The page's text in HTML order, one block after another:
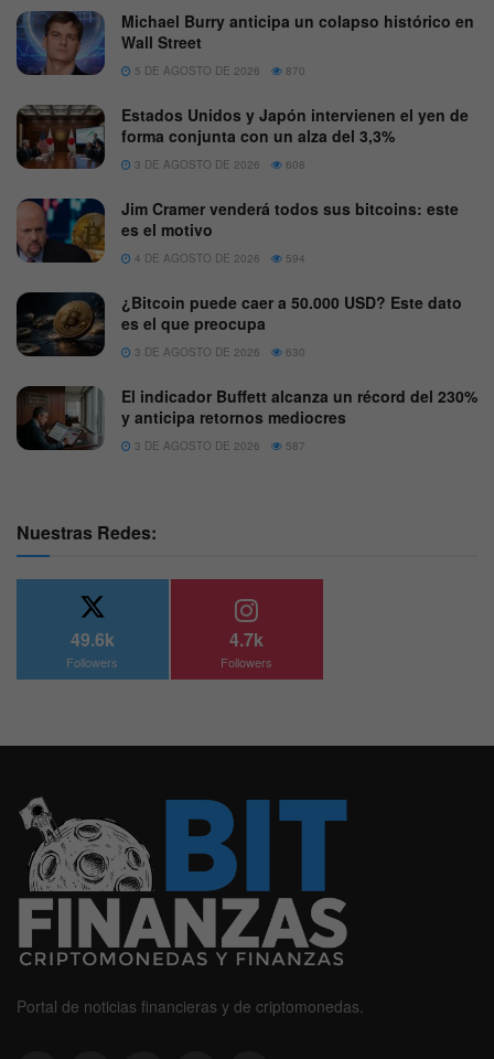
Michael Burry anticipa un colapso histórico en
Wall Street
5 DE AGOSTO DE 2026 870
Estados Unidos y Japón intervienen el yen de
forma conjunta con un alza del 3,3%
3 DE AGOSTO DE 2026 608
Jim Cramer venderá todos sus bitcoins: este
es el motivo
4 DE AGOSTO DE 2026 594
¿Bitcoin puede caer a 50.000 USD? Este dato
es el que preocupa
3 DE AGOSTO DE 2026 630
El indicador Buffett alcanza un récord del 230%
y anticipa retornos mediocres
3 DE AGOSTO DE 2026 587
Nuestras Redes:
49.6k
Followers
4.7k
Followers
Portal de noticias financieras y de criptomonedas.